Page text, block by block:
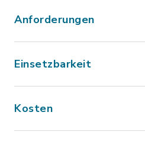
Anforderungen
Einsetzbarkeit
Kosten